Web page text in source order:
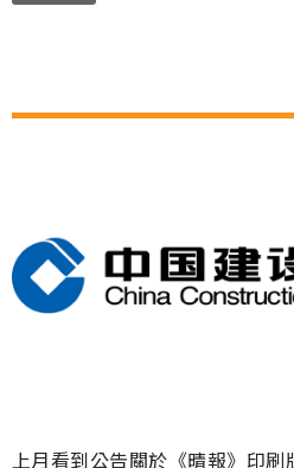
上月看到公告關於《晴報》印